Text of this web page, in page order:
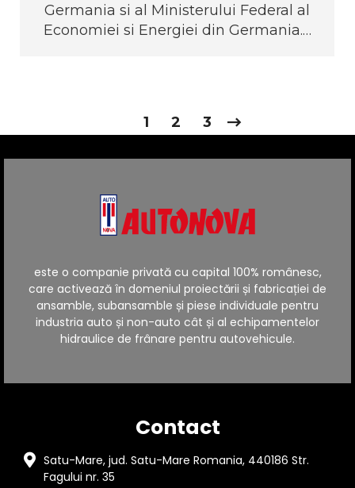
Germania si al Ministerului Federal al
Economiei si Energiei din Germania.…
1 2 3
este o companie privată cu capital 100% românesc,
care activează în domeniul proiectării și fabricației de
ansamble, subansamble și piese individuale pentru
industria auto și non-auto cât și al echipamentelor
hidraulice de frânare pentru autovehicule.
Contact
Satu-Mare, jud. Satu-Mare Romania, 440186 Str.
Fagului nr. 35